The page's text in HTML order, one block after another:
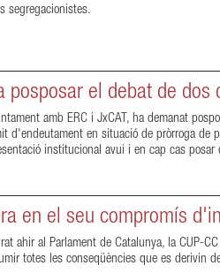
segregacionistes.
posposar el debat de dos
amb ERC i JxCAT, ha demanat
d'endeutament en situació de pròrroga de
institucional avui i en cap cas
en el seu compromís
ahir al Parlament de Catalunya, la CUP-
totes les conseqüències que es derivin